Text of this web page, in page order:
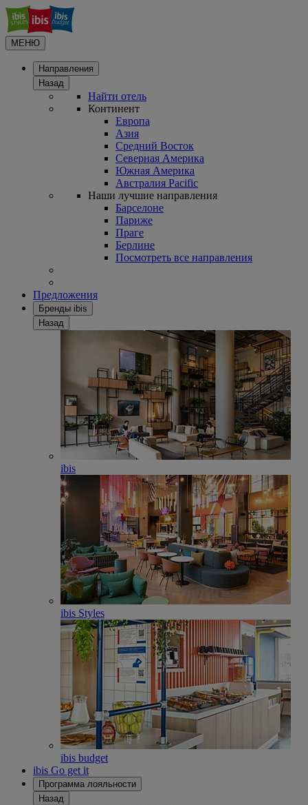
МЕНЮ
Направления
Назад
Найти отель
Континент
Европа
Азия
Средний Восток
Северная Америка
Южная Америка
Австралия Pacific
Наши лучшие направления
Барселоне
Париже
Праге
Берлине
Посмотреть все направления
Предложения
Бренды ibis
Назад
ibis
ibis Styles
ibis budget
ibis Go get it
Программа лояльности
Назад